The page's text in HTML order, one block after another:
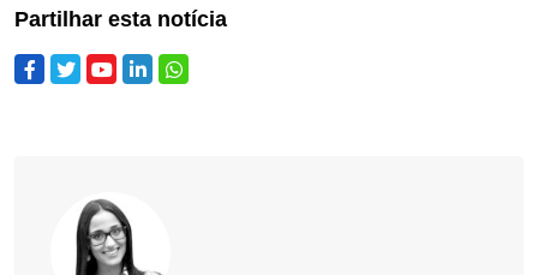
Partilhar esta notícia